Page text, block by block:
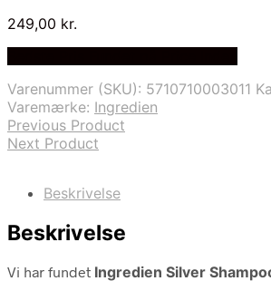
249,00 kr.
Varenummer (SKU): 5710710003011
Varemærke: Ingredien
Previous Product
Next Product
Beskrivelse
Beskrivelse
Vi har fundet Ingredien Silver